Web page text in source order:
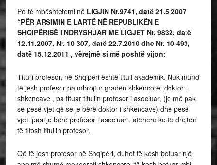
Po të mbështetemi në LIGJIN Nr.9741, datë 21.5.2007
“PËR ARSIMIN E LARTË NË REPUBLIKËN E
SHQIPËRISË I NDRYSHUAR ME LIGJET Nr. 9832, datë
12.11.2007, Nr. 10 307, datë 22.7.2010 dhe Nr. 10 493,
datë 15.12.2011 , vërejmë si më poshtë vijon:
Titulli profesor, në Shqipëri është titull akademik. Nuk mund
të jesh profesor pa mbrojtur gradën shkencore doktor i
shkencave , pa fituar titullin profesor i asociuar, (jo më pak
se pesë vjet që se je bërë doktor i shkencave) dhe pesë
vjet pasi je bërë profesor i asociuar , atëherë ke të drejtën
të fitosh titullin profesor.
Që të jesh profesor në Shqipëri, duhet të kesh botuar një